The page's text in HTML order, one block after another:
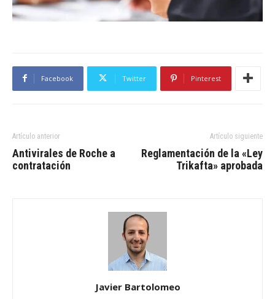
Facebook Twitter Pinterest
Artículo anterior
Antivirales de Roche a
contratación
Artículo siguiente
Reglamentación de la «Ley
Trikafta» aprobada
Javier Bartolomeo